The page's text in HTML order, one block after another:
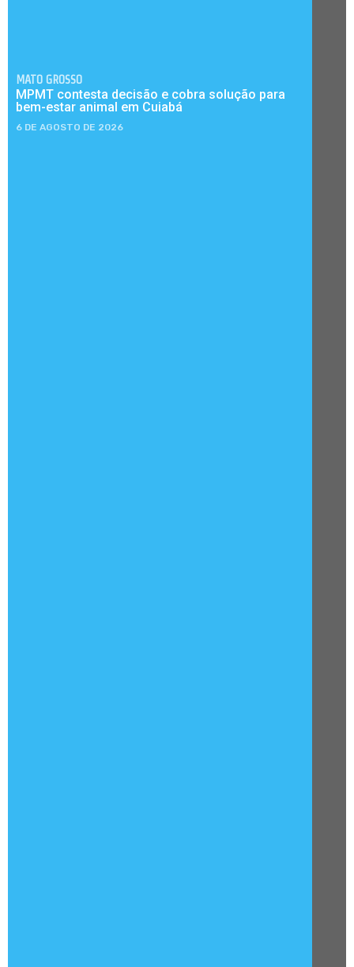
MATO GROSSO
MPMT contesta decisão e cobra solução para
bem-estar animal em Cuiabá
6 DE AGOSTO DE 2026